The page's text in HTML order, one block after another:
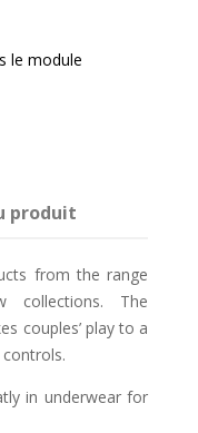
le module
produit
from the range
collections. The
couples’ play to a
in underwear for